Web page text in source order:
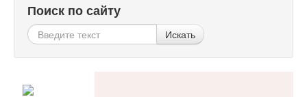
Поиск по сайту
Искать